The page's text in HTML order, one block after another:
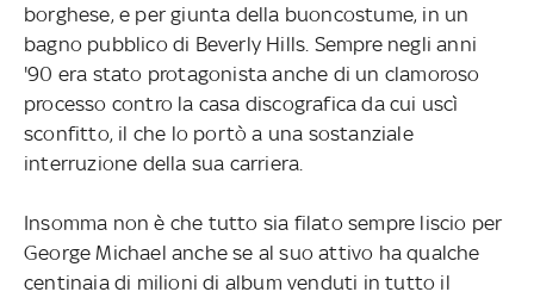
borghese, e per giunta della buoncostume, in un
bagno pubblico di Beverly Hills. Sempre negli anni
'90 era stato protagonista anche di un clamoroso
processo contro la casa discografica da cui uscì
sconfitto, il che lo portò a una sostanziale
interruzione della sua carriera.
Insomma non è che tutto sia filato sempre liscio per
George Michael anche se al suo attivo ha qualche
centinaia di milioni di album venduti in tutto il